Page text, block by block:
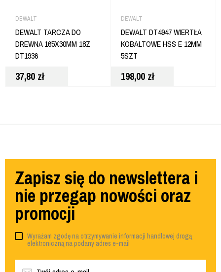
DEWALT
DEWALT TARCZA DO
DREWNA 165X30MM 18Z
DT1936
37,80 zł
DEWALT
DEWALT DT4947 WIERTŁA
KOBALTOWE HSS E 12MM
5SZT
198,00 zł
Zapisz się do newslettera i
nie przegap nowości oraz
promocji
Wyrażam zgodę na otrzymywanie informacji handlowej drogą
elektroniczną na podany adres e-mail